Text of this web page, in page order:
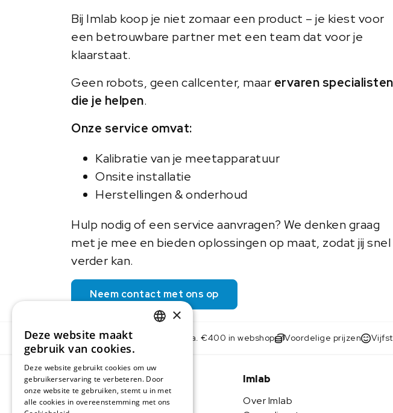
Bij Imlab koop je niet zomaar een product – je kiest voor
een betrouwbare partner met een team dat voor je
klaarstaat.
Geen robots, geen callcenter, maar ervaren specialisten
die je helpen.
Onze service omvat:
Kalibratie van je meetapparatuur
Onsite installatie
Herstellingen & onderhoud
Hulp nodig of een service aanvragen? We denken graag
met je mee en bieden oplossingen op maat, zodat jij snel
verder kan.
Neem contact met ons op
Gratis levering v.a. €400 in webshop Voordelige prijzen
Imlab
Over Imlab
×
Deze website maakt
gebruik van cookies.
Deze website gebruikt cookies om uw
gebruikerservaring te verbeteren. Door
onze website te gebruiken, stemt u in met
alle cookies in overeenstemming met ons